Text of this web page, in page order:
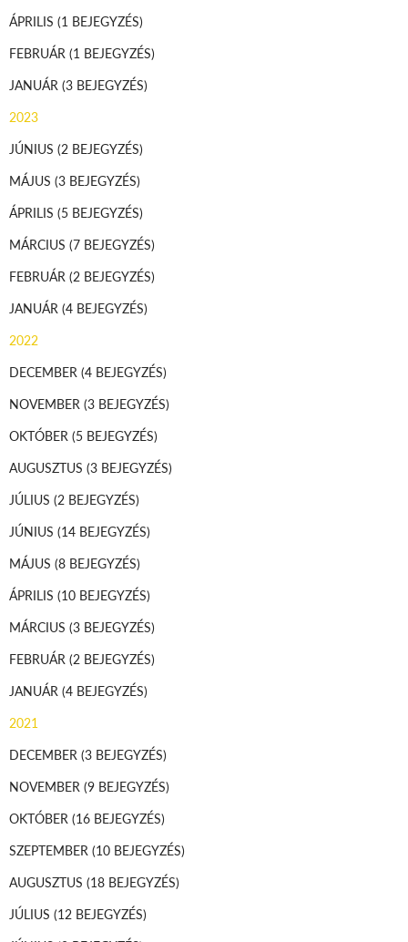
ÁPRILIS (1 BEJEGYZÉS)
FEBRUÁR (1 BEJEGYZÉS)
JANUÁR (3 BEJEGYZÉS)
2023
JÚNIUS (2 BEJEGYZÉS)
MÁJUS (3 BEJEGYZÉS)
ÁPRILIS (5 BEJEGYZÉS)
MÁRCIUS (7 BEJEGYZÉS)
FEBRUÁR (2 BEJEGYZÉS)
JANUÁR (4 BEJEGYZÉS)
2022
DECEMBER (4 BEJEGYZÉS)
NOVEMBER (3 BEJEGYZÉS)
OKTÓBER (5 BEJEGYZÉS)
AUGUSZTUS (3 BEJEGYZÉS)
JÚLIUS (2 BEJEGYZÉS)
JÚNIUS (14 BEJEGYZÉS)
MÁJUS (8 BEJEGYZÉS)
ÁPRILIS (10 BEJEGYZÉS)
MÁRCIUS (3 BEJEGYZÉS)
FEBRUÁR (2 BEJEGYZÉS)
JANUÁR (4 BEJEGYZÉS)
2021
DECEMBER (3 BEJEGYZÉS)
NOVEMBER (9 BEJEGYZÉS)
OKTÓBER (16 BEJEGYZÉS)
SZEPTEMBER (10 BEJEGYZÉS)
AUGUSZTUS (18 BEJEGYZÉS)
JÚLIUS (12 BEJEGYZÉS)